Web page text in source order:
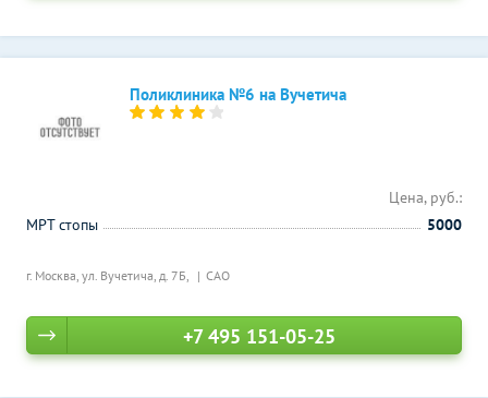
Поликлиника №6 на Вучетича
г. Москва, ул. Вучетича, д. 7Б, САО
Цена, руб.:
МРТ стопы
5000
+7 495 151-05-25